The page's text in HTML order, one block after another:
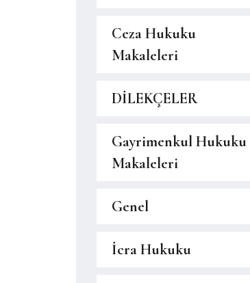
Ceza Hukuku
Makaleleri
DİLEKÇELER
Gayrimenkul Hukuku
Makaleleri
Genel
İcra Hukuku